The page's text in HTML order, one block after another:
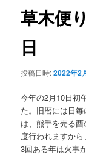
ゲ
ー
ョ
ン
草木便
日
投稿日時:2022年2
今年の2月10日初
た。旧暦には日
は、熊手を売る
度行われますか
3回ある年は火事